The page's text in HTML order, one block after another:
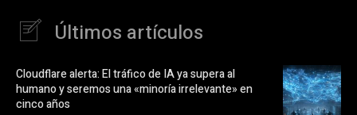
Últimos artículos
Cloudflare alerta: El tráfico de IA ya supera al
humano y seremos una «minoría irrelevante» en
cinco años